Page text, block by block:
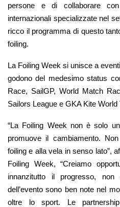
persone e di collaborare
internazionali specializzate nel
ricco il programma di questo
foiling.
La Foiling Week si unisce a
godono del medesimo status
Race, SailGP, World Match
Sailors League e GKA Kite World
“La Foiling Week non è solo
promuove il cambiamento.
foiling e alla vela in senso lato”,
Foiling Week, “Creiamo
innanzitutto il progresso,
dell’evento sono ben note nel
oltre lo sport. Le